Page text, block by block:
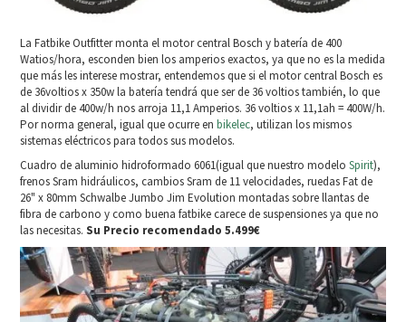
La Fatbike Outfitter monta el motor central Bosch y batería de 400
Watios/hora, esconden bien los amperios exactos, ya que no es la medida
que más les interese mostrar, entendemos que si el motor central Bosch es
de 36voltios x 350w la batería tendrá que ser de 36 voltios también, lo que
al dividir de 400w/h nos arroja 11,1 Amperios. 36 voltios x 11,1ah = 400W/h.
Por norma general, igual que ocurre enbikelec, utilizan los mismos
sistemas eléctricos para todos sus modelos.
Cuadro de aluminio hidroformado 6061(igual que nuestro modeloSpirit),
frenos Sram hidráulicos, cambios Sram de 11 velocidades, ruedas Fat de
26" x 80mm Schwalbe Jumbo Jim Evolution montadas sobre llantas de
fibra de carbono y como buena fatbike carece de suspensiones ya que no
las necesitas.Su Precio recomendado 5.499€